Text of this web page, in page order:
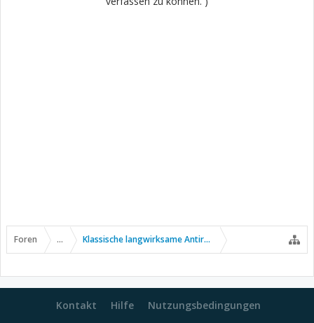
Foren ... Klassische langwirksame Antirheumatika
Kontakt Hilfe Nutzungsbedingungen